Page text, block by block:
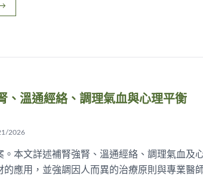
、溫通經絡、調理氣血與心理平衡
2026
本文詳述補腎強腎、溫通經絡、調理氣血及
應用，並強調因人而異的治療原則與專業醫